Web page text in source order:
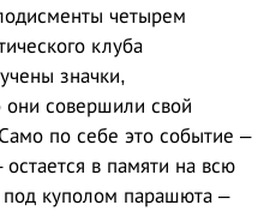
четырем
клуба
значки,
они совершили свой
по себе это событие –
в памяти на всю
куполом парашюта –